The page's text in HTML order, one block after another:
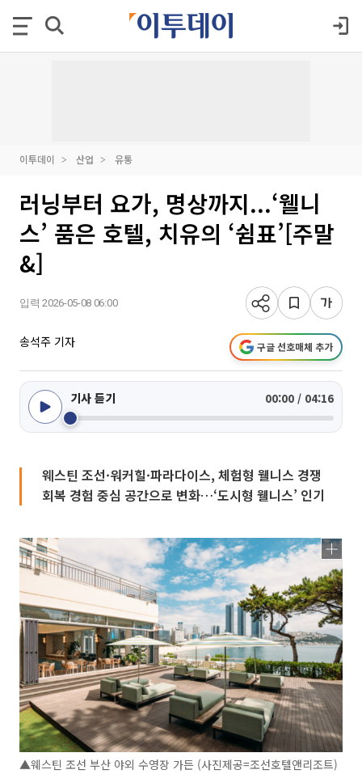
이투데이 산업 유통
러닝부터 요가, 명상까지...‘웰니
스’ 품은 호텔, 치유의 ‘쉼표’[주말
&]
입력 2026-05-08 06:00
송석주 기자 구글 선호매체 추가
기사 듣기 00:00 / 04:16
웨스틴 조선·워커힐·파라다이스, 체험형 웰니스 경쟁
회복 경험 중심 공간으로 변화…‘도시형 웰니스’ 인기
▲웨스틴 조선 부산 야외 수영장 가든 (사진제공=조선호텔앤리조트)